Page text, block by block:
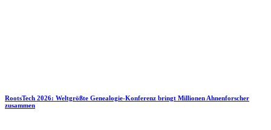
RootsTech 2026: Weltgrößte Genealogie-Konferenz bringt Millionen Ahnenforscher
zusammen